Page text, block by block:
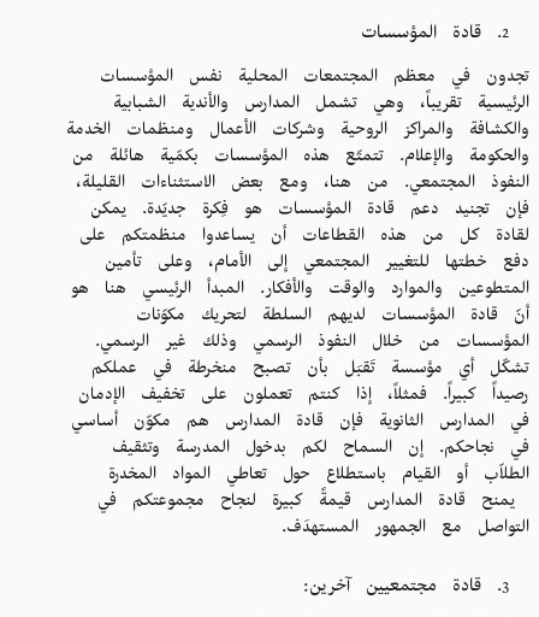
قادة المؤسسات
تجدون في معظم المجتمعات المحلية نفس المؤسسات
الرئيسية تقريباً، وهي تشمل المدارس والأندية الشبابية
والكشافة والمراكز الروحية وشركات الأعمال ومنظمات الخدمة
والحكومة والإعلام. تتمتّع هذه المؤسسات بكمّية هائلة من
النفوذ المجتمعي. من هنا، ومع بعض الاستثناءات القليلة،
فإن تجنيد دعم قادة المؤسسات هو فِكرة جديّدة. يمكن
لقادة كل من هذه القطاعات أن يساعدوا منظمتكم على
دفع خطتها للتغيير المجتمعي إلى الأمام، وعلى تأمين
المتطوعين والموارد والوقت والأفكار. المبدأ الرئيسي هنا هو
أنّ قادة المؤسسات لديهم السلطة لتحريك مكوّنات
المؤسسات من خلال النفوذ الرسمي وذلك غير الرسمي.
تشكّل أي مؤسسة تَقبَل بأن تصبح منخرطة في عملكم
رصيداً كبيراً. فمثلاً، إذا كنتم تعملون على تخفيف الإدمان
في المدارس الثانوية فإن قادة المدارس هم مكوّن أساسي
في نجاحكم. إن السماح لكم بدخول المدرسة وتثقيف
الطلاّب أو القيام باستطلاع حول تعاطي المواد المخدرة
يمنح قادة المدارس قيمةً كبيرة لنجاح مجموعتكم في
التواصل مع الجمهور المستهدَف.
قادة مجتمعيين آخرين: